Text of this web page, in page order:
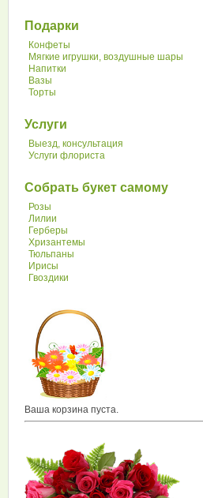
Подарки
Конфеты
Мягкие игрушки, воздушные шары
Напитки
Вазы
Торты
Услуги
Выезд, консультация
Услуги флориста
Собрать букет самому
Розы
Лилии
Герберы
Хризантемы
Тюльпаны
Ирисы
Гвоздики
Ваша корзина пуста.